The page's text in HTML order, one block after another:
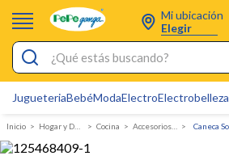
Mi ubicación
Elegir
¿Qué estás buscando?
JugueteriaBebéModaElectroElectrobelleza
Hogar y Decoracion Cocina Accesorios para Cocina
Pijamas